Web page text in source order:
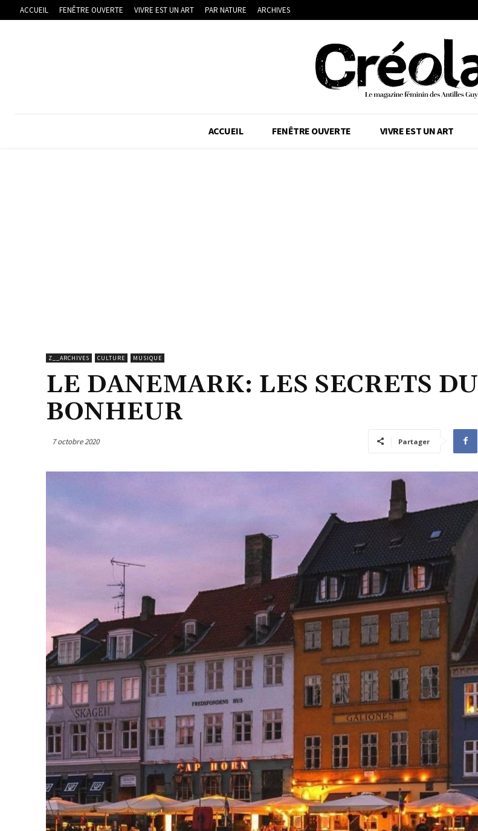
ACCUEIL FENÊTRE OUVERTE VIVRE EST UN ART PAR NATURE ARCHIVES
ACCUEIL FENÊTRE OUVERTE VIVRE EST UN ART
Z__ARCHIVES CULTURE MUSIQUE
LE DANEMARK: LES SECRETS DU
BONHEUR
7 octobre 2020 Partager